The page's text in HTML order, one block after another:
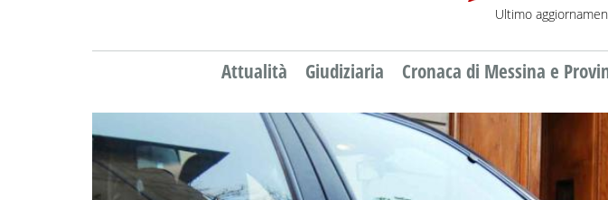
Ultimo
Attualità Giudiziaria Cronaca di Messina e